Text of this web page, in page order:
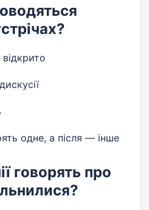
одне, а після — інше
говорять про